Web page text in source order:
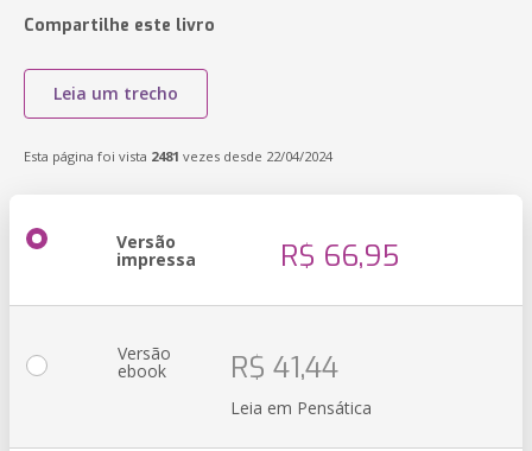
Compartilhe este livro
Leia um trecho
Esta página foi vista 2481 vezes desde 22/04/2024
Versão
impressa R$ 66,95
Versão
ebook R$ 41,44
Leia em Pensática